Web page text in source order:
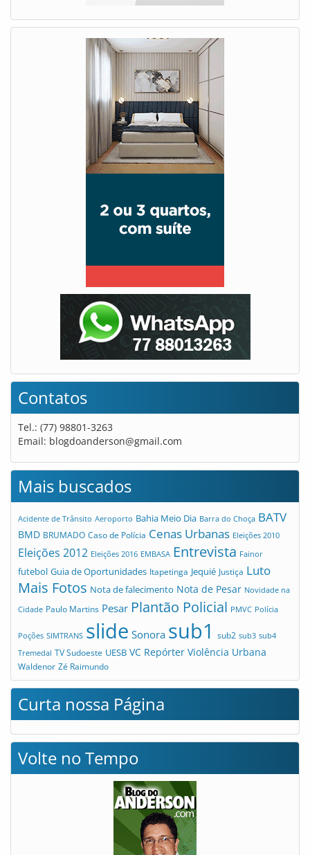
Contatos
Tel.: (77) 98801-3263
Email: blogdoanderson@gmail.com
Mais buscados
Acidente de Trânsito Aeroporto Bahia Meio Dia Barra do Choça BATV
BMD BRUMADO Caso de Polícia Cenas Urbanas Eleições 2010
Eleições 2012 Eleições 2016 EMBASA Entrevista Fainor
futebol Guia de Oportunidades Itapetinga Jequié Justiça Luto
Mais Fotos Nota de falecimento Nota de Pesar Novidade na
Cidade Paulo Martins Pesar Plantão Policial PMVC Polícia
Poções SIMTRANS slide Sonora sub1 sub2 sub3 sub4
Tremedal TV Sudoeste UESB VC Repórter Violência Urbana
Waldenor Zé Raimundo
Curta nossa Página
Volte no Tempo